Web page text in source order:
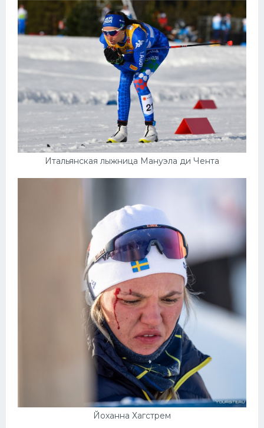
Итальянская лыжница Мануэла ди Чента
Йоханна Хагстрем